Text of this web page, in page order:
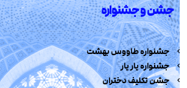
جشن و جشنواره
جشنواره طاووس بهشت
جشنواره یار یار
جشن تکلیف دختران